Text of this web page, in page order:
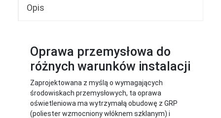
Opis
Oprawa przemysłowa do
różnych warunków instalacji
Zaprojektowana z myślą o wymagających
środowiskach przemysłowych, ta oprawa
oświetleniowa ma wytrzymałą obudowę z GRP
(poliester wzmocniony włóknem szklanym) i